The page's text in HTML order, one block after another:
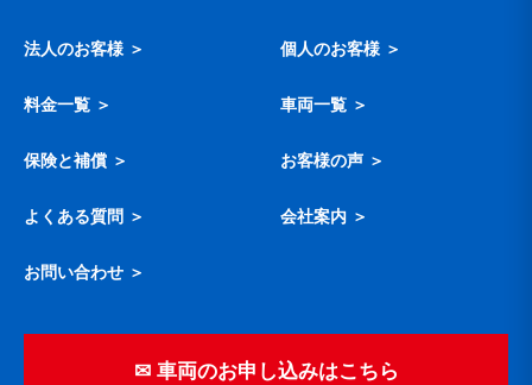
法人のお客様 ＞ 個人のお客様 ＞
料金一覧 ＞ 車両一覧 ＞
保険と補償 ＞ お客様の声 ＞
よくある質問 ＞ 会社案内 ＞
お問い合わせ ＞
✉ 車両のお申し込みはこちら